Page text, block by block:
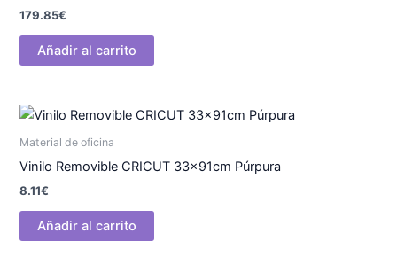
179.85€
Añadir al carrito
Material de oficina
Vinilo Removible CRICUT 33x91cm Púrpura
8.11€
Añadir al carrito